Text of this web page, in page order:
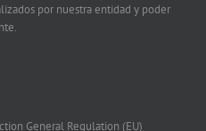
por nuestra entidad y poder
General Regulation (EU)